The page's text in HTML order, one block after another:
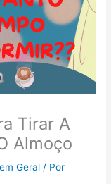
Tirar A
Almoço
Geral / Por